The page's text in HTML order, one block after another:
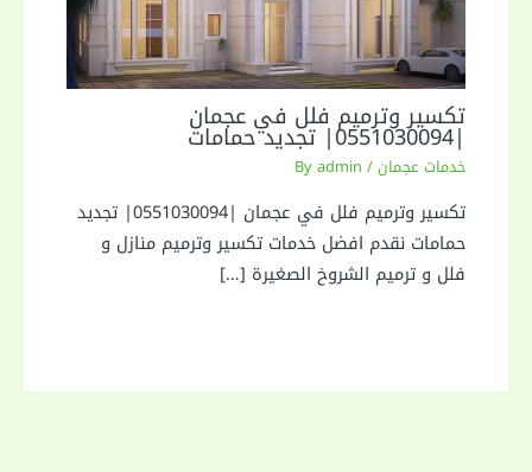
تكسير وترميم فلل في عجمان
|0551030094| تجديد حمامات
خدمات عجمان/ By
admin
تكسير وترميم فلل في عجمان |0551030094| تجديد
حمامات نقدم افضل خدمات تكسير وترميم منازل و
فلل و ترميم الشروخ الصغيرة […]